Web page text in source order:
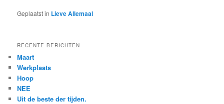
Geplaatst in Lieve Allemaal
RECENTE BERICHTEN
Maart
Werkplaats
Hoop
NEE
Uit de beste der tijden.